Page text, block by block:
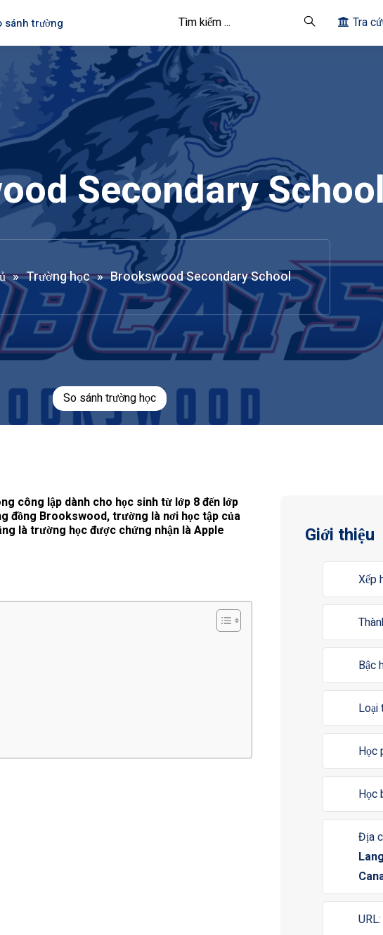
sánh trường Tra
Secondary School
» Trường học » Brookswood Secondary School
So sánh trường học
công lập dành cho học sinh từ lớp 8 đến lớp
đồng Brookswood, trường là nơi học tập của
là trường học được chứng nhận là Apple
Giới thiệu
Xếp
Bậc
Loại
Học
Học
Địa
URL: